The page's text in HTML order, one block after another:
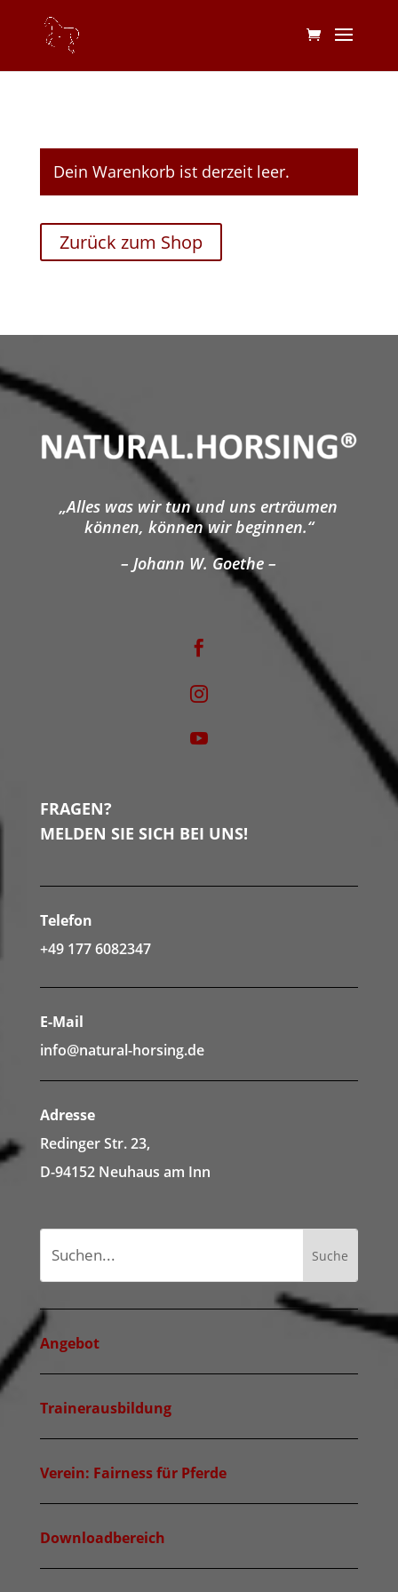
Dein Warenkorb ist derzeit leer.
Zurück zum Shop
„Alles was wir tun und uns erträumen
können, können wir beginnen.“
– Johann W. Goethe –



FRAGEN?
MELDEN SIE SICH BEI UNS!
Telefon
+49 177 6082347
E-Mail
info@natural-horsing.de
Adresse
Redinger Str. 23,
D-94152 Neuhaus am Inn
Angebot
Trainerausbildung
Verein: Fairness für Pferde
Downloadbereich